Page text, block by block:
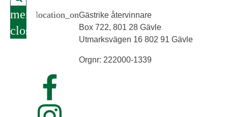
menu
close
location_onGästrike återvinnare
Box 722, 801 28 Gävle
Utmarksvägen 16 802 91 Gävle
Orgnr: 222000-1339